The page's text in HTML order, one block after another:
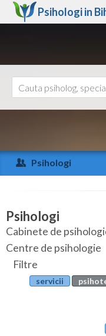
Psihologi in
Arad
Arges
Bihor
Bistrita-Nasaud
Botosani
Psihologi
Specialitati
Servicii
Articole
Evenimente
Psihologi
Cabinete de
Centre de psihologie
Filtre
servicii